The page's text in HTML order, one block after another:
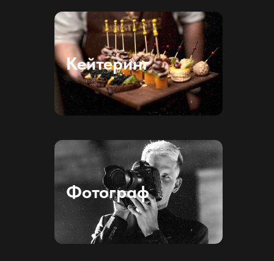
Кейтеринг
Фотограф